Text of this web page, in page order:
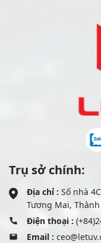
Trụ sở chính:
Địa chỉ : Số nhà
Tương Mai,
Điện thoại :
Email :